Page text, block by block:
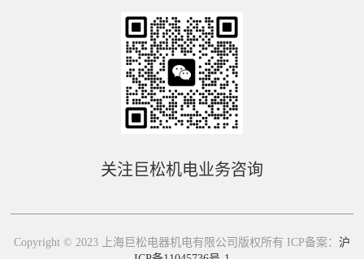
关注巨松机电业务咨询
Copyright © 2023 上海巨松电器机电有限公司版权所有 ICP备案： 沪